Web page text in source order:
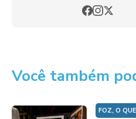
Você também
FOZ, O